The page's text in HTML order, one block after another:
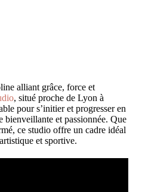
alliant grâce, force et
, situé proche de Lyon à
pour s’initier et progresser en
bienveillante et passionnée. Que
ce studio offre un cadre idéal
et sportive.